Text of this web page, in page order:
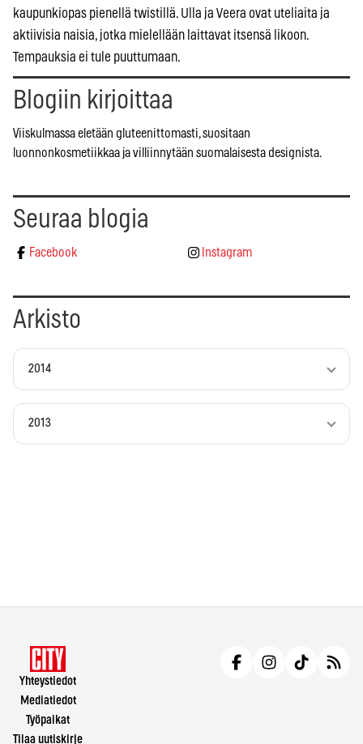
kaupunkiopas pienellä twistillä. Ulla ja Veera ovat uteliaita ja
aktiivisia naisia, jotka mielellään laittavat itsensä likoon.
Tempauksia ei tule puuttumaan.
Blogiin kirjoittaa
Viiskulmassa eletään gluteenittomasti, suositaan
luonnonkosmetiikkaa ja villiinnytään suomalaisesta designista.
Seuraa blogia
Facebook Instagram
Arkisto
2014
2013
Yhteystiedot
Mediatiedot
Työpaikat
Tilaa uutiskirje